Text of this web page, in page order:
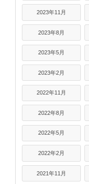
2023年11月
2023年8月
2023年5月
2023年2月
2022年11月
2022年8月
2022年5月
2022年2月
2021年11月